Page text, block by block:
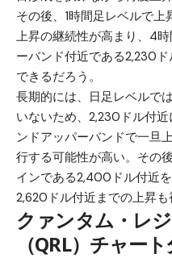
その後、1時間足レベルで上
上昇の継続性が高まり、4
ーバンド付近である2,230
できるだろう。
長期的には、日足レベルで
いないため、2,230ドル付
ンドアッパーバンドで一旦
行する可能性が高い。その
インである2,400ドル付近
2,620ドル付近までの上昇も
クァンタム・レ
（QRL）チャー